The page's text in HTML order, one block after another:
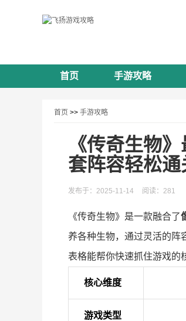
首页 手游攻略
首页 >> 手游攻略
《传奇生物
套阵容轻松
发布于：2025-11-14 阅读：281
《传奇生物》是一款融合了
养各种生物，通过灵活的阵
表格能帮你快速抓住游戏的
核心维度
游戏类型